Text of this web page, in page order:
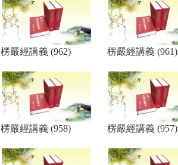
楞嚴經講義 (962) 楞嚴經講義 (961)
楞嚴經講義 (958) 楞嚴經講義 (957)